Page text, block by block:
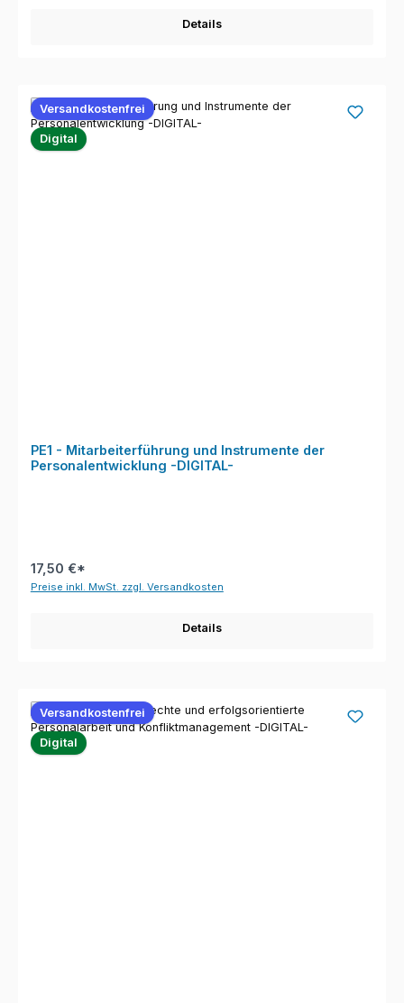
Details
Versandkostenfrei
Digital
PE1 - Mitarbeiterführung und Instrumente der
Personalentwicklung -DIGITAL-
17,50 €*
Preise inkl. MwSt. zzgl. Versandkosten
Details
Versandkostenfrei
Digital